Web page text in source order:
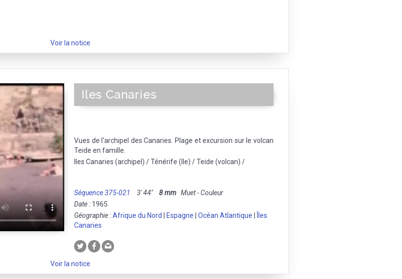
Voir la notice
Iles Canaries
Vues de l'archipel des Canaries. Plage et excursion sur le volcan
Teide en famille.
Iles Canaries (archipel) / Ténérife (île) / Teide (volcan) /
Séquence 375-021 3' 44'' 8 mm Muet - Couleur
Date : 1965
Géographie :Afrique du Nord Espagne Océan Atlantique
Îles
Canaries
Voir la notice